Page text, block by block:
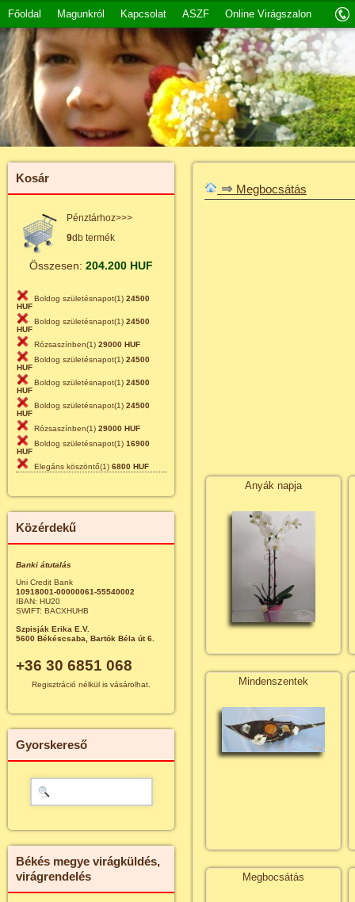
Főoldal Magunkról Kapcsolat ASZF Online Virágszalon
Kosár
Pénztárhoz>>>
9db termék
Összesen: 204.200 HUF
Boldog születésnapot(1) 24500
HUF
Boldog születésnapot(1) 24500
HUF
Rózsaszínben(1) 29000 HUF
Boldog születésnapot(1) 24500
HUF
Boldog születésnapot(1) 24500
HUF
Boldog születésnapot(1) 24500
HUF
Rózsaszínben(1) 29000 HUF
Boldog születésnapot(1) 16900
HUF
Elegáns köszöntő(1) 6800 HUF
Közérdekű
Banki átutalás
Uni Credit Bank
10918001-00000061-55540002
IBAN: HU20
SWIFT: BACXHUHB
Szpisják Erika E.V.
5600 Békéscsaba, Bartók Béla út 6.
+36 30 6851 068
Regisztráció nélkül is vásárolhat.
Gyorskereső
Békés megye virágküldés,
virágrendelés
⇒ Megbocsátás
Anyák napja
Mindenszentek
Megbocsátás